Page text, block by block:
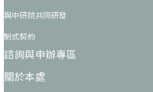
與中研院共同研發
制式契約
諮詢與申辦專區
關於本處